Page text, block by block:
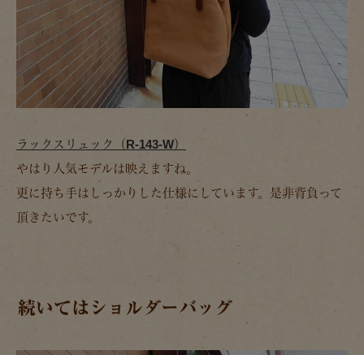
ラックスリュック（R-143-W）
やはり人気モデルは映えますね。
更に持ち手はしっかりした仕様にしています。是非背負って
頂きたいです。
続いてはショルダーバッグ